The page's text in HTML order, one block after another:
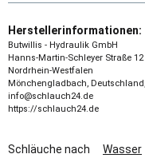
Herstellerinformationen:
Butwillis - Hydraulik GmbH
Hanns-Martin-Schleyer Straße 12
Nordrhein-Westfalen
Mönchengladbach,
info@schlauch24.de
https://schlauch24.de
Schläuche nach
Wasser